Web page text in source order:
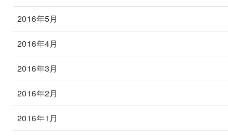
2016年5月
2016年4月
2016年3月
2016年2月
2016年1月